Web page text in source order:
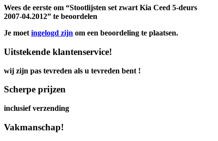
Wees de eerste om “Stootlijsten set zwart Kia Ceed 5-deurs
2007-04.2012” te beoordelen
Je moet ingelogd zijn om een beoordeling te plaatsen.
Uitstekende klantenservice!
wij zijn pas tevreden als u tevreden bent !
Scherpe prijzen
inclusief verzending
Vakmanschap!